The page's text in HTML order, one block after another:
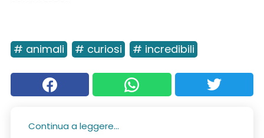
# animali # curiosi # incredibili
Continua a leggere...